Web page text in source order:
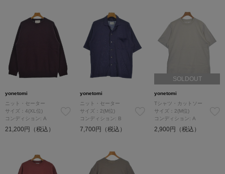
yonetomi
ニット・セーター
サイズ：4(XL位)
コンディション: A
21,200円（税込）
yonetomi
ニット・セーター
サイズ：2(M位)
コンディション: B
7,700円（税込）
SOLDOUT
yonetomi
Tシャツ・カットソー
サイズ：2(M位)
コンディション: A
2,900円（税込）